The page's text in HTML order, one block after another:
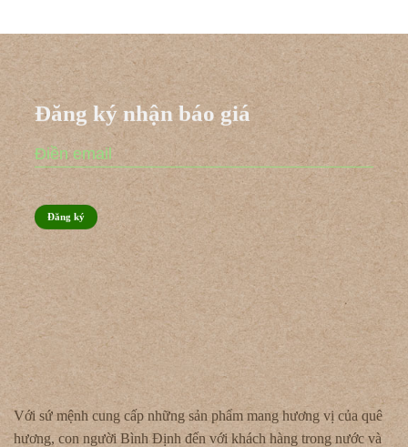
Đăng ký nhận báo giá
Với sứ mệnh cung cấp những sản phẩm mang hương vị của quê
hương, con người Bình Định đến với khách hàng trong nước và